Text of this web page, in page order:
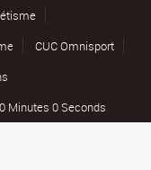
CUC Omnisport
Minutes 0 Seconds